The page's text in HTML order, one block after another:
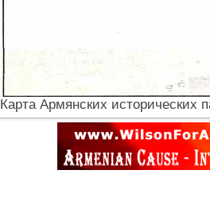
Карта Армянских исторических